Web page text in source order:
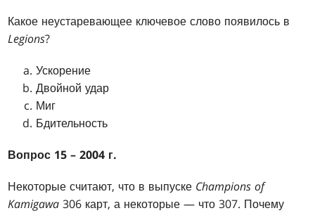
Какое неустаревающее ключевое слово появилось в
Legions?
Ускорение
Двойной удар
Миг
Бдительность
Вопрос 15 – 2004 г.
Некоторые считают, что в выпуске Champions of
Kamigawa 306 карт, а некоторые — что 307. Почему